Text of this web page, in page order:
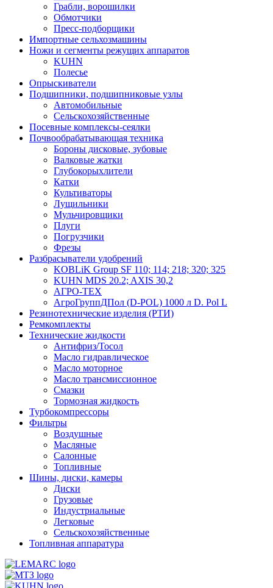
Грабли, ворошилки
Обмотчики
Пресс-подборщики
Импортные сельхозмашины
Ножи и сегменты режущих аппаратов
KUHN
Полесье
Опрыскиватели
Подшипники, подшипниковые узлы
Автомобильные
Сельскохозяйственные
Посевные комплексы-сеялки
Почвообрабатывающая техника
Бороны дисковые, зубовые
Валковые жатки
Глубокорыхлители
Катки
Культиваторы
Лущильники
Мульчировщики
Плуги
Погрузчики
Фрезы
Разбрасыватели удобрений
KOBLiK Group SF 110; 114; 218; 320; 325
KUHN MDS 20.2; AXIS 30,2
АГРО-ТЕХ
АгроГруппДПол (D-POL) 1000 л D. Pol L
Резинотехнические изделия (РТИ)
Ремкомплекты
Технические жидкости
Антифриз/Тосол
Масло гидравлическое
Масло моторное
Масло трансмиссионное
Смазки
Тормозная жидкость
Турбокомпрессоры
Фильтры
Воздушные
Масляные
Салонные
Топливные
Шины, диски, камеры
Диски
Грузовые
Индустриальные
Легковые
Сельскохозяйственные
Топливная аппаратура